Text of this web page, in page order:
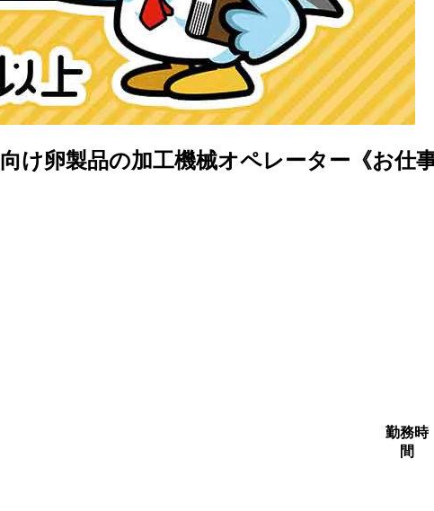
け卵製品の加工機械オペレーター《お仕事
勤務時
間